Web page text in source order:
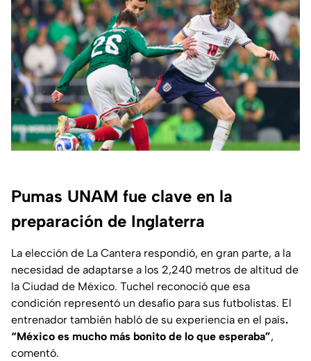
Pumas UNAM fue clave en la
preparación de Inglaterra
La elección de La Cantera respondió, en gran parte, a la
necesidad de adaptarse a los 2,240 metros de altitud de
la Ciudad de México. Tuchel reconoció que esa
condición representó un desafío para sus futbolistas. El
entrenador también habló de su experiencia en el país.
“México es mucho más bonito de lo que esperaba”,
comentó.